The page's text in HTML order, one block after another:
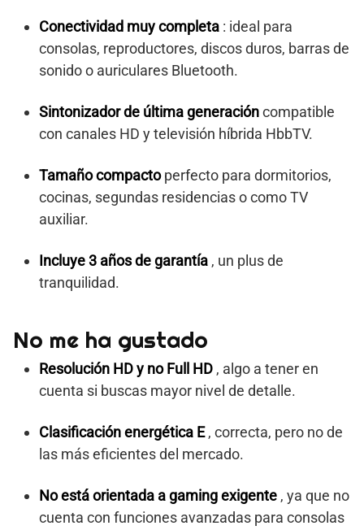
Conectividad muy completa : ideal para
consolas, reproductores, discos duros, barras de
sonido o auriculares Bluetooth.
Sintonizador de última generacióncompatible
con canales HD y televisión híbrida HbbTV.
Tamaño compactoperfecto para dormitorios,
cocinas, segundas residencias o como TV
auxiliar.
Incluye 3 años de garantía , un plus de
tranquilidad.
No me ha gustado
Resolución HD y no Full HD , algo a tener en
cuenta si buscas mayor nivel de detalle.
Clasificación energética E, correcta, pero no de
las más eficientes del mercado.
No está orientada a gaming exigente , ya que no
cuenta con funciones avanzadas para consolas